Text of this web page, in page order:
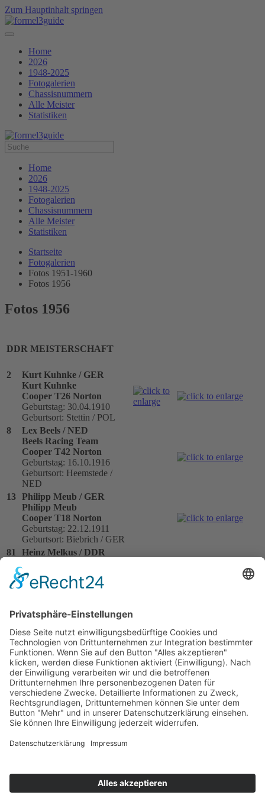
Zum Hauptinhalt springen
Home
2026
1948-2025
Fotogalerien
Chassisnummern
Alle Meister
Statistiken
Home
2026
1948-2025
Fotogalerien
Chassisnummern
Alle Meister
Statistiken
Startseite
Fotogalerien
Fotos 1951-1960
Fotos 1956
Fotos 1956
DDR MEISTERSCHAFT
2
Kurt Kuhnke / GER
Kurt Kuhnke
Cooper T26 Norton
Geburtstag: 30.04.1910
Geburtsort: Stettin / POL
8
Lex Beels / NED
Beels Racing Team
Cooper T42 Norton
Geburtstag: 16.10.1916
Geburtsort: Heemstede /
NED
13 Philipp Meub / GER
Philipp Meub
Cooper T18 Norton
Geburtstag: 22.12.1911
Geburtsort: Biebrich / GER
81
Heinz Melkus / DDR
Melkus Post JAP
Geburtstag: 20.04.1928
Siegfried Seifert
Ortschitt-Eigenbau BMW
Geburtstag: 28.04.1921
Geburtsort: Dresden / DDR
95
Kurt Ahrens sen. / GER
Kurt Ahrens sen.
Cooper T42 Norton
Geburtstag: 06.10.1908
Geburtsort: Hildesheim /
GER
Impressum
Jahrbuch